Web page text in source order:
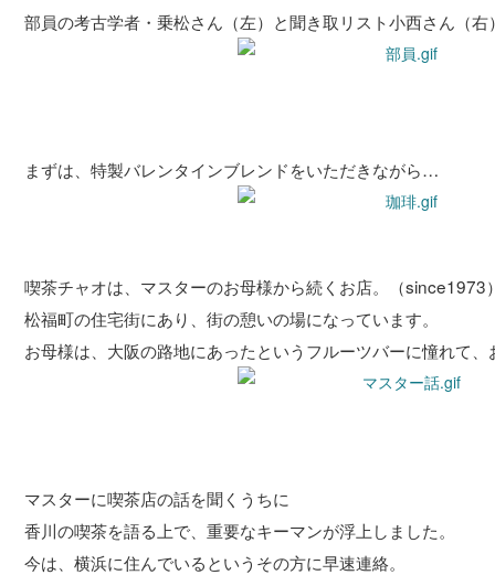
部員の考古学者・乗松さん（左）と聞き取リスト小西さん（右
まずは、特製バレンタインブレンドをいただきながら…
喫茶チャオは、マスターのお母様から続くお店。（since1973
松福町の住宅街にあり、街の憩いの場になっています。
お母様は、大阪の路地にあったというフルーツバーに憧れて
マスターに喫茶店の話を聞くうちに
香川の喫茶を語る上で、重要なキーマンが浮上しました。
今は、横浜に住んでいるというその方に早速連絡。